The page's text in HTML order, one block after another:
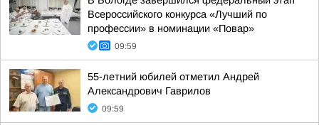
Всероссийского конкурса «Лучший по
профессии» в номинации «Повар»
09:59
55-летний юбилей отметил Андрей
Александрович Гаврилов
09:59